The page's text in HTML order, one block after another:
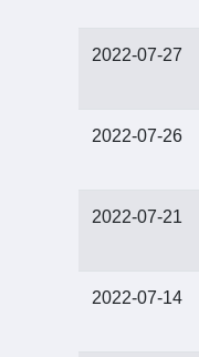
2022-07-27
2022-07-26
2022-07-21
2022-07-14